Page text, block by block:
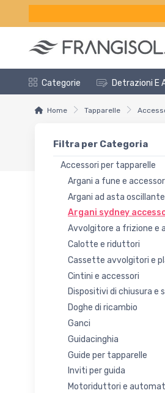
Categorie Detrazioni E
Home Tapparelle
Filtra per Categoria
Accessori per tapparelle
Argani a fune e
Argani ad asta
Argani sydney
Avvolgitore a frizione e
Calotte e riduttori
Cassette avvolgitori e
Cintini e accessori
Dispositivi di chiusura e
Doghe di ricambio
Ganci
Guidacinghia
Guide per tapparelle
Inviti per guida
Motoriduttori e